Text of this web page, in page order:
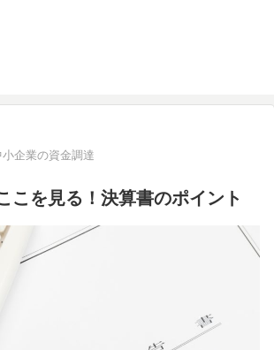
小企業の資金調達
こを見る！決算書のポイント